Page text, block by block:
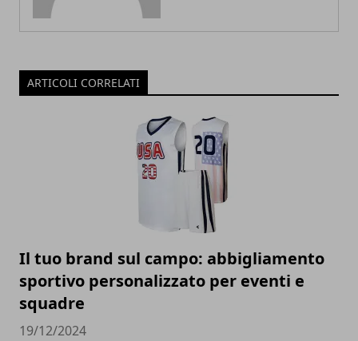
ARTICOLI CORRELATI
Il tuo brand sul campo: abbigliamento
sportivo personalizzato per eventi e
squadre
19/12/2024